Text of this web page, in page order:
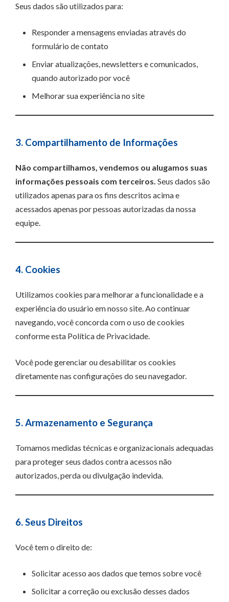
Seus dados são utilizados para:
Responder a mensagens enviadas através do
formulário de contato
Enviar atualizações, newsletters e comunicados,
quando autorizado por você
Melhorar sua experiência no site
3. Compartilhamento de Informações
Não compartilhamos, vendemos ou alugamos suas
informações pessoais com terceiros. Seus dados são
utilizados apenas para os fins descritos acima e
acessados apenas por pessoas autorizadas da nossa
equipe.
4. Cookies
Utilizamos cookies para melhorar a funcionalidade e a
experiência do usuário em nosso site. Ao continuar
navegando, você concorda com o uso de cookies
conforme esta Política de Privacidade.
Você pode gerenciar ou desabilitar os cookies
diretamente nas configurações do seu navegador.
5. Armazenamento e Segurança
Tomamos medidas técnicas e organizacionais adequadas
para proteger seus dados contra acessos não
autorizados, perda ou divulgação indevida.
6. Seus Direitos
Você tem o direito de:
Solicitar acesso aos dados que temos sobre você
Solicitar a correção ou exclusão desses dados